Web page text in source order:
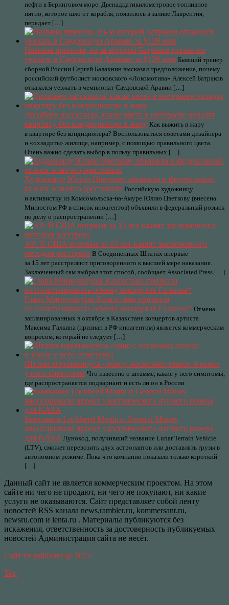
нефти в Беринговом море. Двенадцатикилометровое топливное
пятно, которое шло от корабля, появилось в заливе Лаврентия,
передает […]
Названа причина, из-за которой Батраков отказался
уезжать в Саудовскую Аравию за $120 млн Бывший тренер
сборной России Сергей Балахнин высказал предположение, почему
российский футболист московского «Локомотива» Алексей Батраков
отказался уезжать в чемпионат Саудовской Аравии […]
Дизайнер рассказала, какие цвета в интерьере охладят
квартиру без кондиционера в жару Как выжить в жару
в квартире без кондиционера? Воспользоваться советами дизайнера
и «охладить» жилище, например, с помощью правильного цвета.
Очень важно сделать выбор в пользу правильных […]
Художницу Юлию Цветкову объявили в федеральный
розыск и заочно арестовали Российскую художницу
и активистку из Комсомольска-на-Амуре Юлию Цветкову (внесена
Минюстом РФ в список иноагентов) объявили в федеральный розыск
по делу о распространении […]
АР: В США впервые за 15 лет казнят заключенного
методом расстрела В Соединенных Штатах впервые
за 15 лет расстреляют приговоренного к высшей мере наказания.
Заключенный сам выбрал этот способ, сообщает Associated Press […]
Глава Минкультуры Казахстана призвала
не политизировать отмену концертов Галкина* Отмена
запланированных в октябре в Казахстане концертов артиста
Максима Галкина (признан в РФ иноагентом) является коммерческим
вопросом, который не следует […]
Штамм коронавируса «эрис»: насколько опасен и какие
у него симптомы Что известно о штамме, какие у него симптомы,
где распространяется подвариант и есть ли он в России
Компании Lockheed Martin и General Motors
анонсировали проект электрического лунного ровера
для NASA Луноход, получивший название Lunar Terrain Vehicle
(LTV), сможет перевозить двух астронавтов или доставлять грузы в
автономном режиме. Пока что компании показали только короткий
[…]
Данный сайт не является коммерческим проектом. На этом
сайте ни чего не продают, ни чего не покупают, ни какие
услуги не оказываются. Сайт представляет собой ленту
новостей RSS канала news.rambler.ru, kommersant.ru,
newsru.com и lenta.ru . Материалы публикуются без
искажения, ответственность за достоверность публикуемых
новостей Администрация сайта не несёт.
Сайт от psikhoter @ 2023
Top